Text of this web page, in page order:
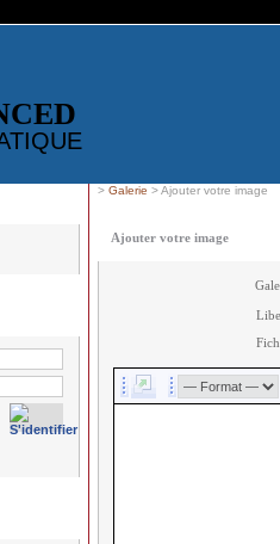
> Galerie > Ajouter votre image
Ajouter votre image